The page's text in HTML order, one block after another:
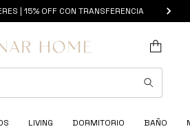
| 15% OFF CON TRANSFERENCIA
LIVING DORMITORIO BAÑO